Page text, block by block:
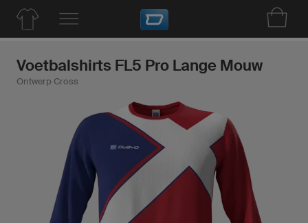
Voetbalshirts FL5 Pro Lange Mouw
Ontwerp Cross